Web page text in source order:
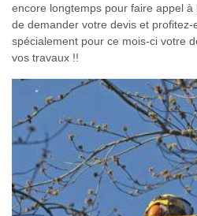
encore longtemps pour faire appel
de demander votre devis et profitez-
spécialement pour ce mois-ci votre
vos travaux !!